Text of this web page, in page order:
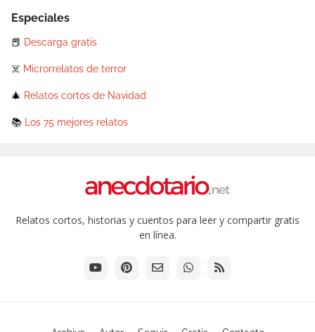
Especiales
📕 Descarga gratis
☠️ Microrrelatos de terror
🎄 Relatos cortos de Navidad
📚 Los 75 mejores relatos
Relatos cortos, historias y cuentos para leer y compartir gratis
en línea.